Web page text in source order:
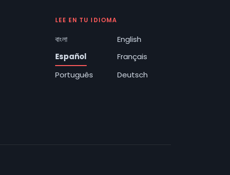
LEE EN TU IDIOMA
বাংলা
English
Español
Français
Português
Deutsch